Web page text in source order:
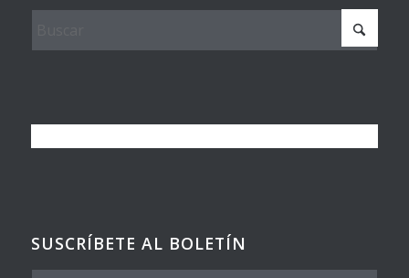
SUSCRÍBETE AL BOLETÍN